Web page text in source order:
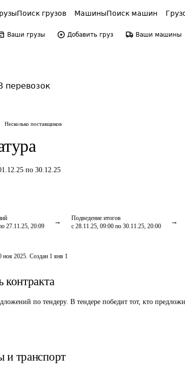
Поиск грузов МашиныПоиск машин
Ваши грузы Добавить груз Ваши машины
перевозок
Несколько поставщиков
по 30.12.25
27.11.25, 20:09
Подведение итогов
с 28.11.25, 09:00 по 30.11.25, 20:00
ноя 2025. Создан 1 янв 1
контракта
по тендеру. В тендере победит тот, кто
транспорт